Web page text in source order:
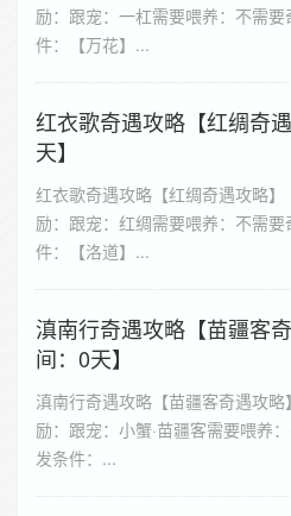
励：跟宠：一杠需要喂养：不需
件：【万花】...
红衣歌奇遇攻略【红绸奇
天】
红衣歌奇遇攻略【红绸奇遇攻略
励：跟宠：红绸需要喂养：不需
件：【洛道】...
滇南行奇遇攻略【苗疆客
间：0天】
滇南行奇遇攻略【苗疆客奇遇攻
励：跟宠：小蟹·苗疆客需要喂养
发条件：...